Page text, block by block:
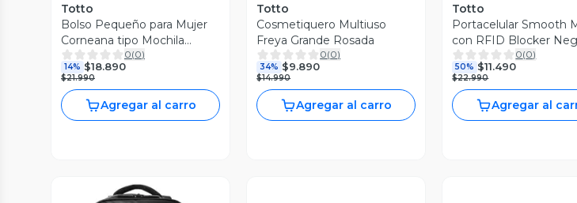
Totto
Bolso Pequeño para Mujer
Corneana tipo Mochila
Beige
0(0)
14% $18.890
$21.990
Agregar al carro
Totto
Cosmetiquero Multiuso
Freya Grande Rosada
0(0)
34% $9.890
$14.990
Agregar al carro
Totto
Portacelular Smooth
con RFID Blocker
Totto
0(0)
50% $11.490
$22.990
Agregar al